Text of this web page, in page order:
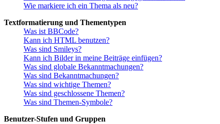
Wie markiere ich ein Thema als neu?
Textformatierung und Thementypen
Was ist BBCode?
Kann ich HTML benutzen?
Was sind Smileys?
Kann ich Bilder in meine Beiträge einfügen?
Was sind globale Bekanntmachungen?
Was sind Bekanntmachungen?
Was sind wichtige Themen?
Was sind geschlossene Themen?
Was sind Themen-Symbole?
Benutzer-Stufen und Gruppen